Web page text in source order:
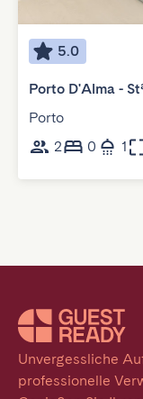
5.0
Porto D'Alma -
Porto
2
0 1
Unvergessliche
professionelle